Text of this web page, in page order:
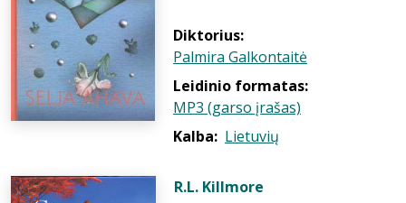
Diktorius:
Palmira Galkontaitė
Leidinio formatas:
MP3 (garso įrašas)
Kalba: Lietuvių
R.L. Killmore